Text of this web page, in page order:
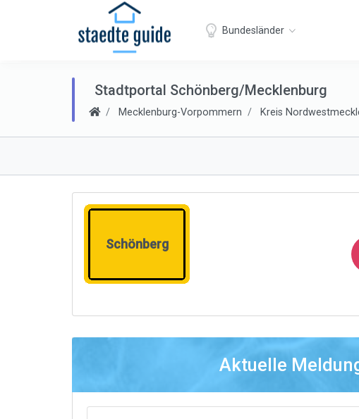
Bundesländer
Stadtportal Schönberg/Mecklenburg
Mecklenburg-Vorpommern Kreis
Schönberg
Aktuelle